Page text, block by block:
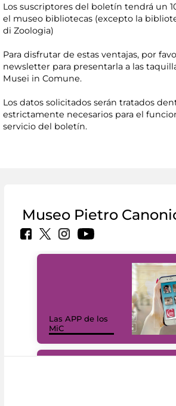
Los suscriptores del boletín tendrá un
el museo bibliotecas (excepto la
di Zoologia)
Para disfrutar de estas ventajas, por
newsletter para presentarla a las
Musei in Comune.
Los datos solicitados serán tratados
estrictamente necesarios para el
servicio del boletín.
Museo Pietro
Las APP de los
MiC